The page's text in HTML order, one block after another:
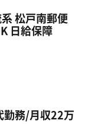
松戸南郵便
日給保障
勤務/月収22万